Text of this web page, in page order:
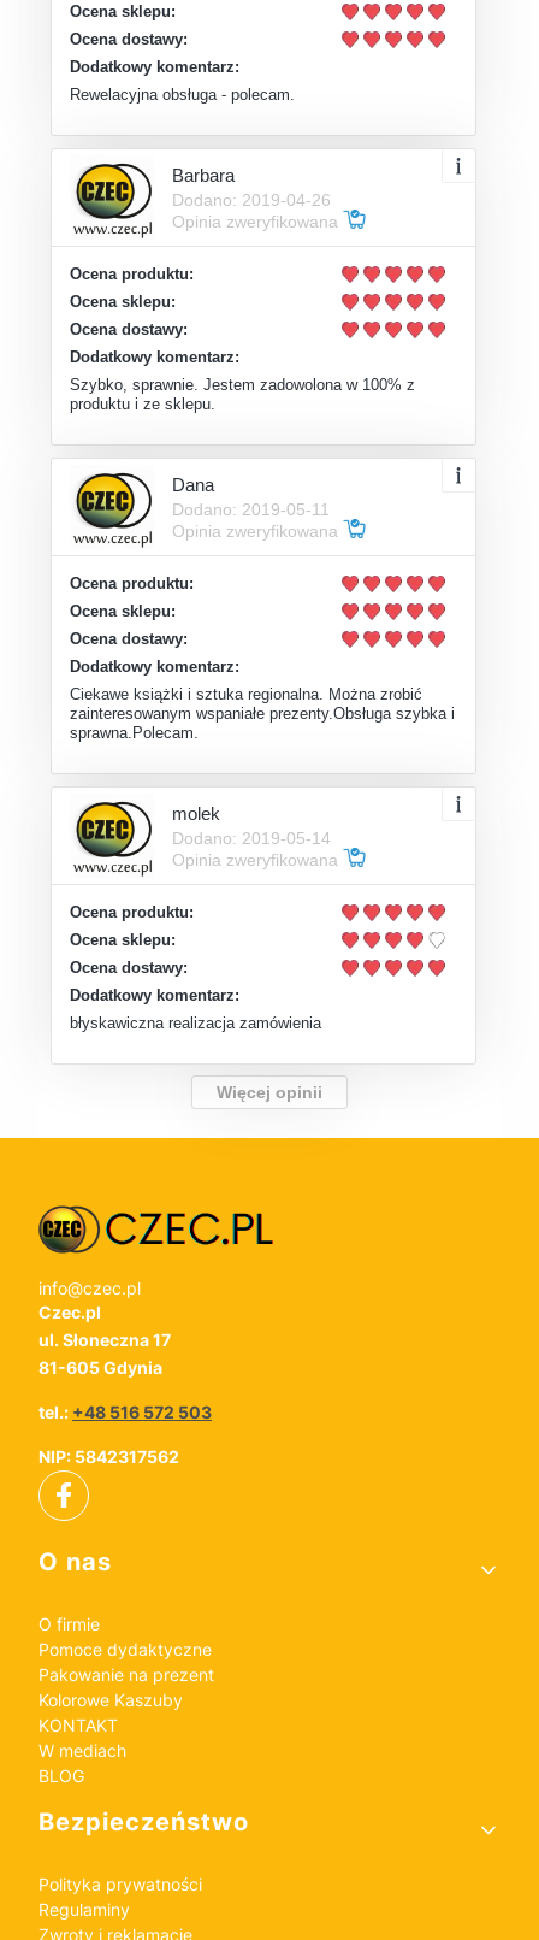
Ocena sklepu:
Ocena dostawy:
Dodatkowy komentarz:
Rewelacyjna obsługa - polecam.
Barbara
Dodano: 2019-04-26
Opinia zweryfikowana
Ocena produktu:
Ocena sklepu:
Ocena dostawy:
Dodatkowy komentarz:
Szybko, sprawnie. Jestem zadowolona w 100% z
produktu i ze sklepu.
Dana
Dodano: 2019-05-11
Opinia zweryfikowana
Ocena produktu:
Ocena sklepu:
Ocena dostawy:
Dodatkowy komentarz:
Ciekawe książki i sztuka regionalna. Można zrobić
zainteresowanym wspaniałe prezenty.Obsługa szybka i
sprawna.Polecam.
molek
Dodano: 2019-05-14
Opinia zweryfikowana
Ocena produktu:
Ocena sklepu:
Ocena dostawy:
Dodatkowy komentarz:
błyskawiczna realizacja zamówienia
Więcej opinii
info@czec.pl
Czec.pl
ul. Słoneczna 17
81-605 Gdynia
tel.: +48 516 572 503
NIP: 5842317562
Linki w stopce
O nas
O firmie
Pomoce dydaktyczne
Pakowanie na prezent
Kolorowe Kaszuby
KONTAKT
W mediach
BLOG
Bezpieczeństwo
Polityka prywatności
Regulaminy
Zwroty i reklamacje